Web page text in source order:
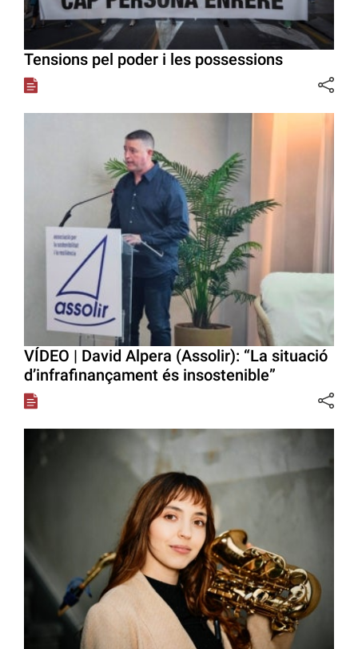
Tensions pel poder i les possessions
VÍDEO | David Alpera (Assolir): “La situació
d’infrafinançament és insostenible”